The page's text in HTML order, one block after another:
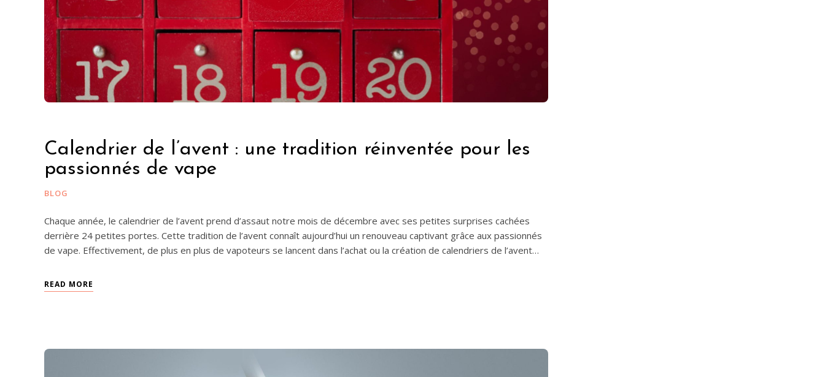
Calendrier de l’avent : une tradition réinventée pour les
passionnés de vape
BLOG
Chaque année, le calendrier de l’avent prend d’assaut notre mois de décembre avec ses petites surprises cachées
derrière 24 petites portes. Cette tradition de l’avent connaît aujourd’hui un renouveau captivant grâce aux passionnés
de vape. Effectivement, de plus en plus de vapoteurs se lancent dans l’achat ou la création de calendriers de l’avent…
READ MORE